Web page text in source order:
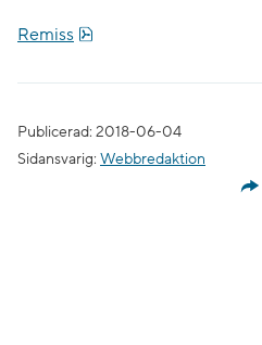
Remiss
Publicerad: 2018-06-04
Sidansvarig: Webbredaktion